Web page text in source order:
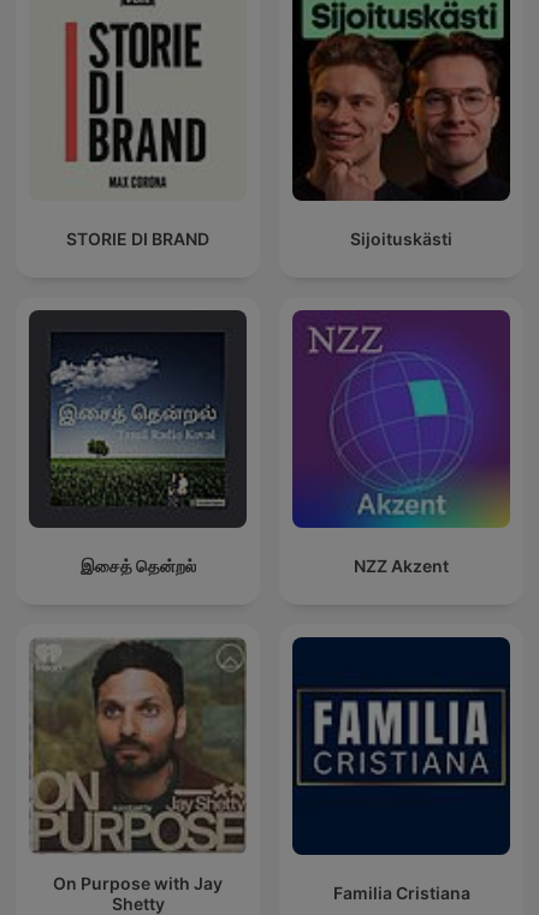
STORIE DI BRAND Sijoituskästi
இசைத் தென்றல் NZZ Akzent
On Purpose with Jay
Shetty
Familia Cristiana